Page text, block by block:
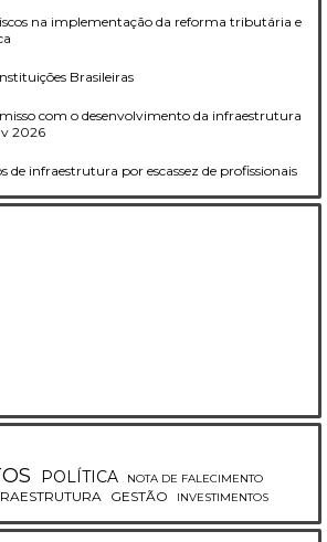
na implementação da reforma tributária e
Brasileiras
com o desenvolvimento da infraestrutura
2026
de infraestrutura por escassez de profissionais
POLÍTICA NOTA DE FALECIMENTO
GESTÃO
INVESTIMENTOS